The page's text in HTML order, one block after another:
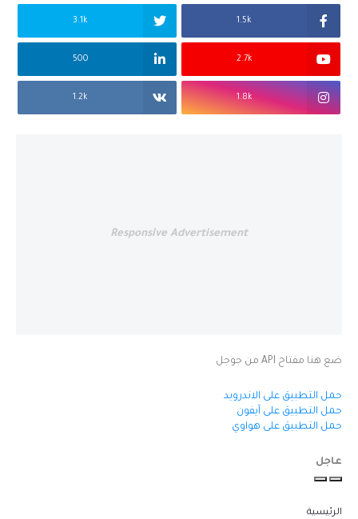
1.5k
3.1k
2.7k
500
1.8k
1.2k
Responsive Advertisement
ضع هنا مفتاح API من جوجل
حمل التطبيق على الاندرويد
حمل التطبيق على آيفون
حمل التطبيق على هواوي
عاجل
الرئيسية